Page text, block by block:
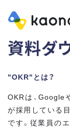
資料ダ
"OKR"とは？
OKRは、Google
が採用している
です。従業員の